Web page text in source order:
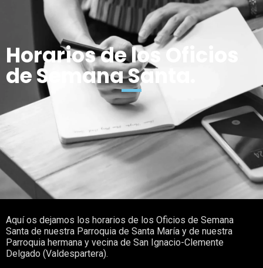
Horarios de los Oficios
de Semana Santa.
Aquí os dejamos los horarios de los Oficios de Semana
Santa de nuestra Parroquia de Santa María y de nuestra
Parroquia hermana y vecina de San Ignacio-Clemente
Delgado (Valdespartera).